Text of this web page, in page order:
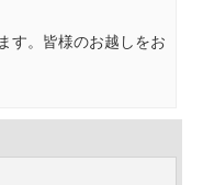
す。皆様のお越しをお